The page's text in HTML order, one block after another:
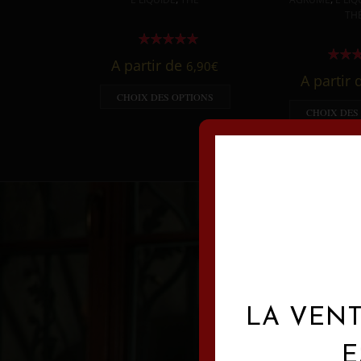
A partir de 6,90€
CHOIX DES OPTIONS
A partir
CHOIX DES
LA